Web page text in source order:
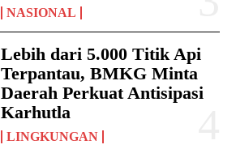
NASIONAL
Lebih dari 5.000 Titik Api
Terpantau, BMKG Minta
Daerah Perkuat Antisipasi
Karhutla
LINGKUNGAN